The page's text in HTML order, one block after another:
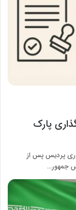
پارک
پردیس پس از
جمهور…